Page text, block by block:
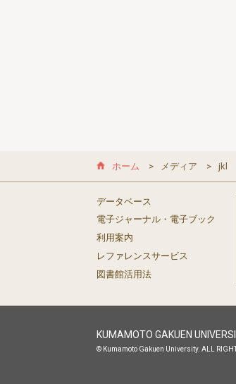
ホーム メディア jkl
データベース
電子ジャーナル・電子ブック
利用案内
レファレンスサービス
図書館活用法
KUMAMOTO GAKUEN
© Kumamoto Gakuen University. ALL